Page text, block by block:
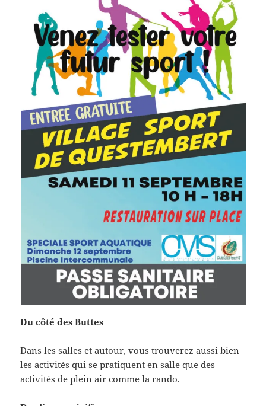
Du côté des Buttes
Dans les salles et autour, vous trouverez aussi bien
les activités qui se pratiquent en salle que des
activités de plein air comme la rando.